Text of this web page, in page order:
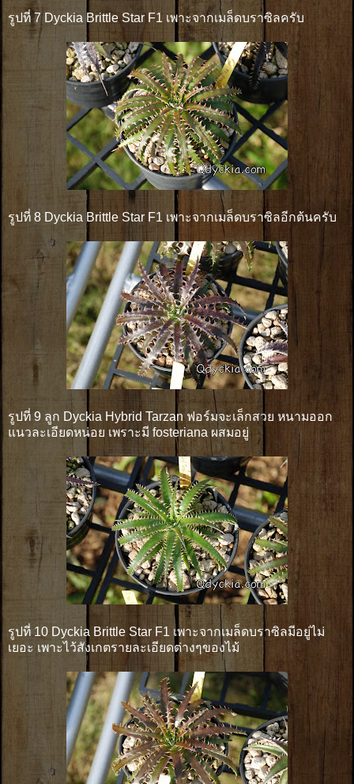
รูปที่ 7 Dyckia Brittle Star F1 เพาะจากเมล็ดบราซิลครับ
รูปที่ 8 Dyckia Brittle Star F1 เพาะจากเมล็ดบราซิลอีกต้นครับ
รูปที่ 9 ลูก Dyckia Hybrid Tarzan ฟอร์มจะเล็กสวย หนามออก
แนวละเอียดหน่อย เพราะมี fosteriana ผสมอยู่
รูปที่ 10 Dyckia Brittle Star F1 เพาะจากเมล็ดบราซิลมีอยู่ไม่
เยอะ เพาะไว้สังเกตรายละเอียดต่างๆของไม้